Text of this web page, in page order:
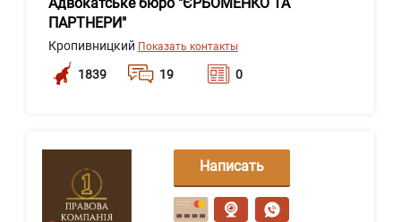
ПАРТНЕРИ"
Кропивницкий Показать контакты
1839 19 0
Написать
сообщение